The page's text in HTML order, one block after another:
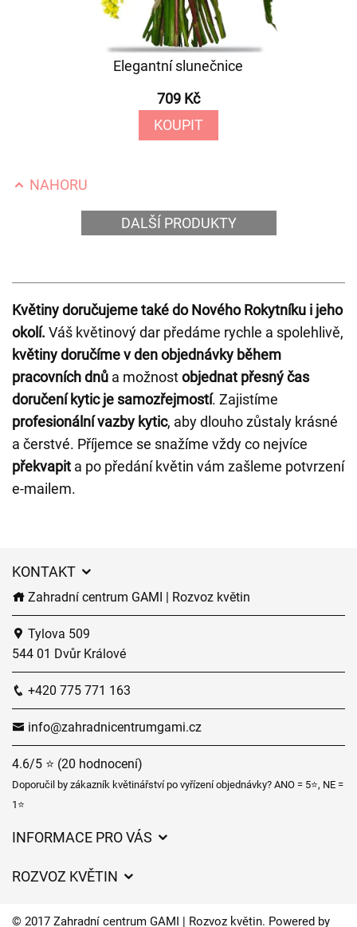
Elegantní slunečnice
709 Kč
KOUPIT
NAHORU
DALŠÍ PRODUKTY
Květiny doručujeme také do Nového Rokytníku i jeho
okolí. Váš květinový dar předáme rychle a spolehlivě,
květiny doručíme v den objednávky během
pracovních dnů a možnostobjednat přesný čas
doručení kytic je samozřejmostí. Zajistíme
profesionální vazby kytic, aby dlouho zůstaly krásné
a čerstvé. Příjemce se snažíme vždy co nejvíce
překvapit a po předání květin vám zašleme potvrzení
e-mailem.
KONTAKT
Zahradní centrum GAMI | Rozvoz květin
Tylova 509
544 01 Dvůr Králové
+420 775 771 163
info@zahradnicentrumgami.cz
4.6/5 ⭐ (20 hodnocení)
Doporučil by zákazník květinářství po vyřízení objednávky? ANO = 5⭐, NE =
1⭐
INFORMACE PRO VÁS
Často kladené dotazy
ROZVOZ KVĚTIN
© 2017 Zahradní centrum GAMI | Rozvoz květin. Powered by